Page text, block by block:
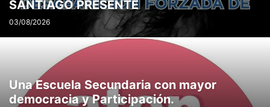
SANTIAGO PRESENTE
03/08/2026
Una Escuela Secundaria con mayor
democracia y Participación.